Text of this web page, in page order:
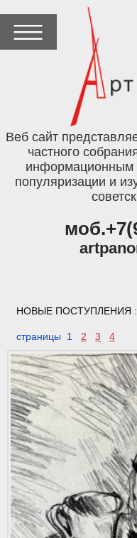
Веб сайт
частного
информационным
популяризации и
НОВЫЕ ПОСТУПЛЕНИЯ
страницы 1 2 3 4